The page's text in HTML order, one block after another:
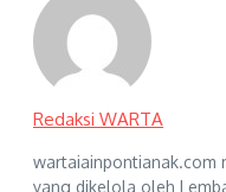
Redaksi WARTA
wartaiainpontianak.com
yang dikelola oleh